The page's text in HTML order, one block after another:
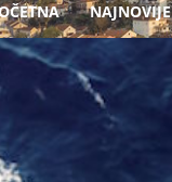
NAJNOVIJE